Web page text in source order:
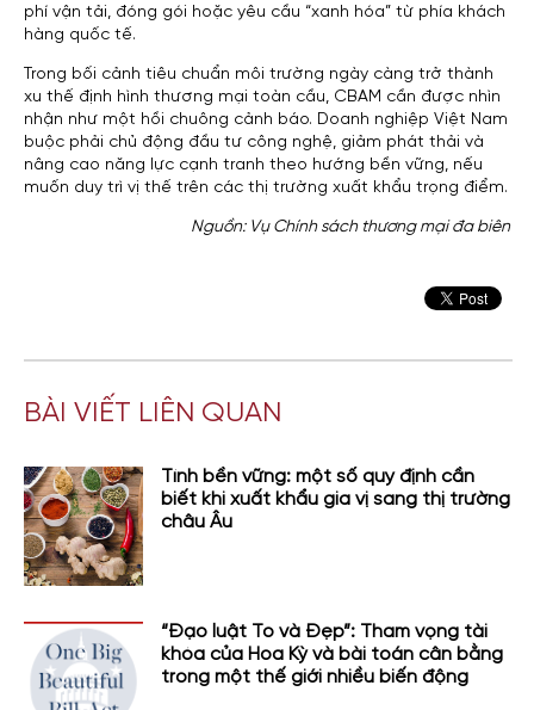
phí vận tải, đóng gói hoặc yêu cầu “xanh hóa” từ phía khách
hàng quốc tế.
Trong bối cảnh tiêu chuẩn môi trường ngày càng trở thành
xu thế định hình thương mại toàn cầu, CBAM cần được nhìn
nhận như một hồi chuông cảnh báo. Doanh nghiệp Việt Nam
buộc phải chủ động đầu tư công nghệ, giảm phát thải và
nâng cao năng lực cạnh tranh theo hướng bền vững, nếu
muốn duy trì vị thế trên các thị trường xuất khẩu trọng điểm.
Nguồn: Vụ Chính sách thương mại đa biên
BÀI VIẾT LIÊN QUAN
Tính bền vững: một số quy định cần
biết khi xuất khẩu gia vị sang thị trường
châu Âu
“Đạo luật To và Đẹp”: Tham vọng tài
khóa của Hoa Kỳ và bài toán cân bằng
trong một thế giới nhiều biến động